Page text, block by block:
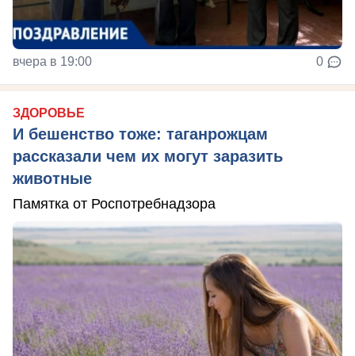
вчера в 19:00 0
ЗДОРОВЬЕ
И бешенство тоже: таганрожцам
рассказали чем их могут заразить
животные
Памятка от Роспотребнадзора